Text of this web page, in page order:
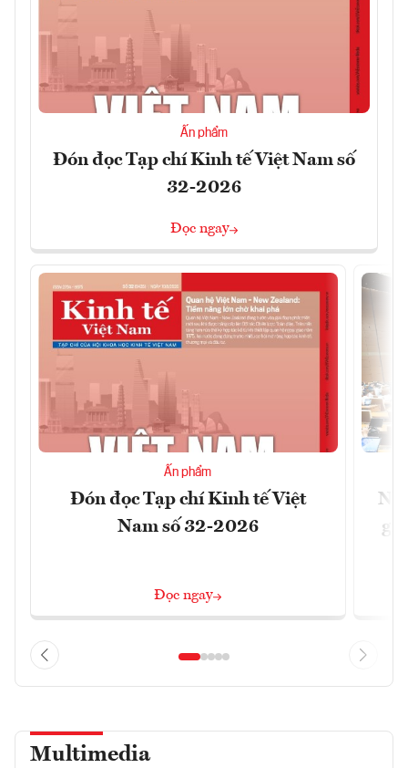
Ấn phẩm
Đón đọc Tạp chí Kinh tế Việt Nam số
32-2026
Đọc ngay
Ấn phẩm
Đón đọc Tạp chí Kinh tế Việt
Nam số 32-2026
Đọc ngay
Multimedia